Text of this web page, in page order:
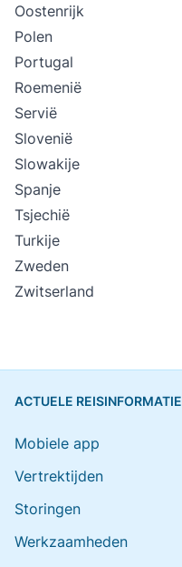
Oostenrijk
Polen
Portugal
Roemenië
Servië
Slovenië
Slowakije
Spanje
Tsjechië
Turkije
Zweden
Zwitserland
ACTUELE REISINFORMATIE
Mobiele app
Vertrektijden
Storingen
Werkzaamheden